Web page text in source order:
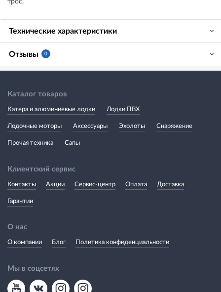
Технические характеристики
Отзывы 0
Каталог товаров
Катера и алюминиевые лодки Лодки ПВХ
Лодочные моторы Аксессуары Эхолоты Снаряжение
Прочая техника Сапы
Клиентский сервис
Контакты Акции Сервис-центр Оплата Доставка
Гарантии
О нас
О компании Блог Политика конфиденциальности
Мы в соцсетях